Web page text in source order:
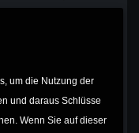
adipisi do
um die Nutzung der
und daraus Schlüsse
Wenn Sie auf dieser